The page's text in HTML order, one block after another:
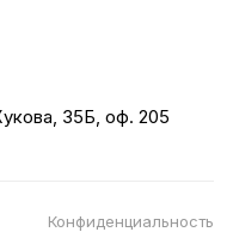
35Б, оф. 205
Конфиденциальность